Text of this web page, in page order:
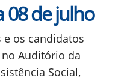
08 de julho
e os candidatos
Auditório da
Social,